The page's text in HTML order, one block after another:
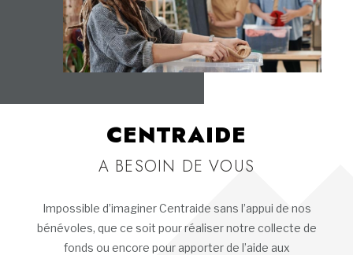
CENTRAIDE
A BESOIN DE VOUS
Impossible d’imaginer Centraide sans l’appui de nos
bénévoles, que ce soit pour réaliser notre collecte de
fonds ou encore pour apporter de l’aide aux